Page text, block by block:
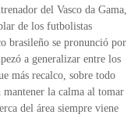
del Vasco da Gama,
de los futbolistas
brasileño se pronunció por
a generalizar entre los
más recalco, sobre todo
la calma al tomar
del área siempre viene